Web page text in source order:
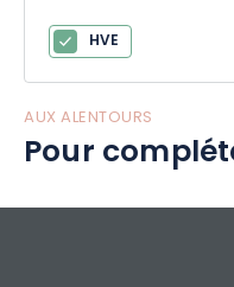
HVE
AUX ALENTOURS
Pour